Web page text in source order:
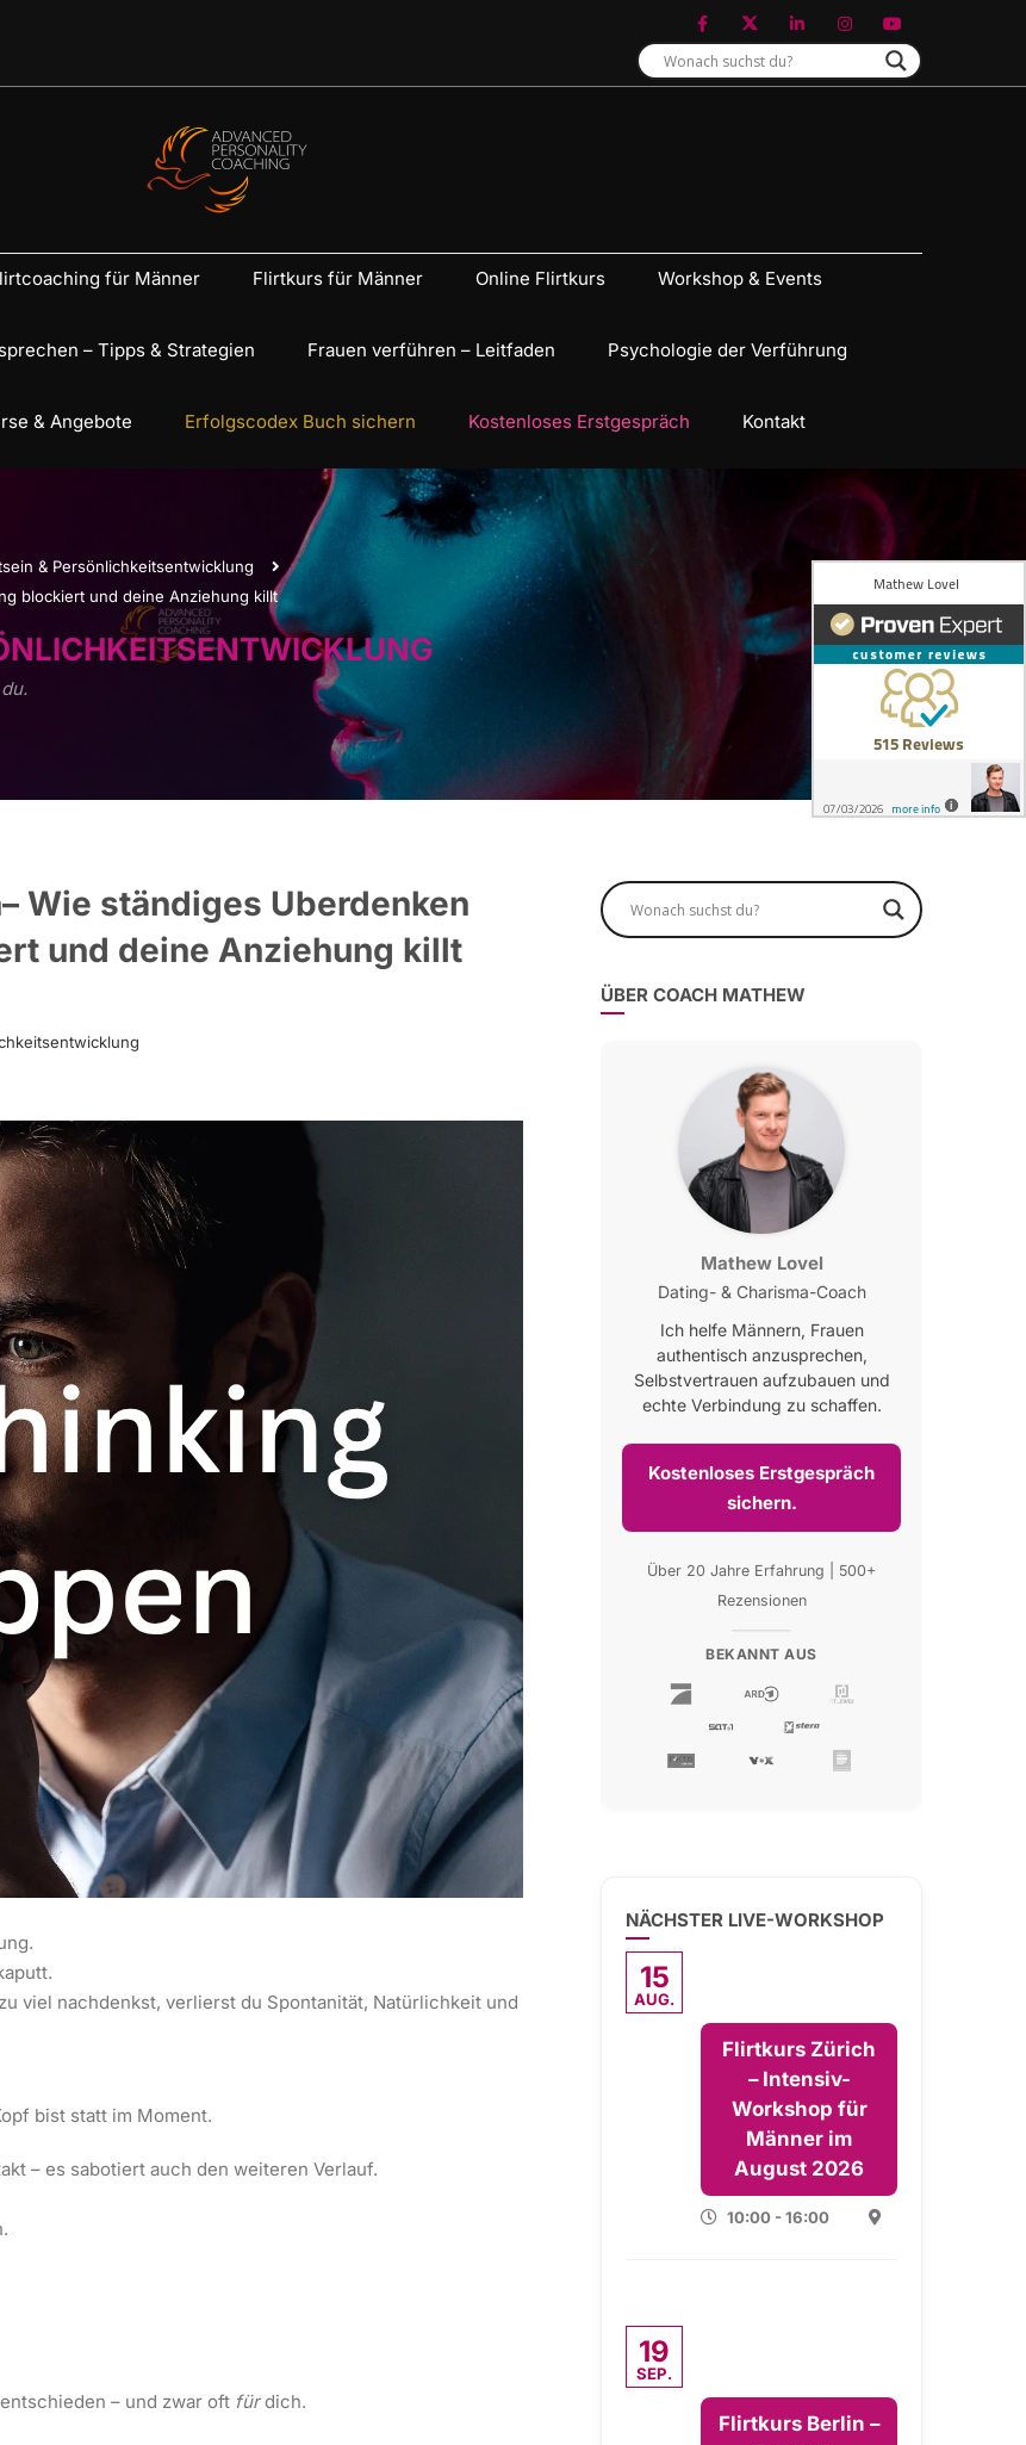
für Männer Flirtkurs für Männer Online Flirtkurs Workshop & Events
– Tipps & Strategien Frauen verführen – Leitfaden Psychologie der Verführung
& Angebote Erfolgscodex Buch sichern Kostenloses Erstgespräch Kontakt
& Persönlichkeitsentwicklung
blockiert und deine Anziehung killt
Wie ständiges Überdenken
und deine Anziehung killt
viel nachdenkst, verlierst du Spontanität, Natürlichkeit und
bist statt im Moment.
– es sabotiert auch den weiteren Verlauf.
– und zwar oft fürdich.
ÜBER COACH MATHEW
Mathew Lovel
Dating- & Charisma-Coach
Ich helfe Männern, Frauen
authentisch anzusprechen,
Selbstvertrauen aufzubauen und
echte Verbindung zu schaffen.
Kostenloses Erstgespräch
sichern.
Über 20 Jahre Erfahrung | 500+
Rezensionen
BEKANNT AUS
NÄCHSTER LIVE-WORKSHOP
15
AUG.
Flirtkurs Zürich
– Intensiv-
Workshop für
Männer im
August 2026
10:00 - 16:00
19
SEP.
Flirtkurs Berlin –